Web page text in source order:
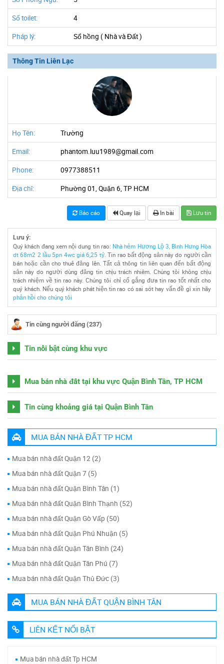
Số toilet: 4
Pháp lý: Sổ hồng ( Nhà và Đất )
Thông Tin Liên Lạc
Họ Tên: Trường
Email: phantom.luu1989@gmail.com
Phone: 0977388511
Địa chỉ: Phường 01, Quận 6, TP HCM
Báo cáo Quay lại In bài Lưu tin
Lưu ý:
Quý khách đang xem nội dung tin rao: Nhà hẻm Hương Lộ 3, Bình Hưng Hòa
dt 68m2 2 lầu 5pn 4wc giá 6,25 tỷ. Tin rao bất động sản này do người cần
bán hoặc cần cho thuê đăng lên. Tất cả thông tin liên quan đến bất động
sản này do người dùng đăng tin chịu trách nhiêm. Chúng tôi không chịu
trách nhiệm về tin rao này. Chúng tôi chỉ cố gắng đưa tin rao tốt nhất cho
quý khách. Nếu quý khách phát hiện tin rao có sai sót hay vấn đề gì xin hãy
phản hồi cho chúng tôi
Tin cùng người đăng (237)
Tin nổi bật cùng khu vực
Mua bán nhà đất tại khu vực Quận Bình Tân, TP HCM
Tin cùng khoảng giá tại Quận Bình Tân
MUA BÁN NHÀ ĐẤT TP HCM
Mua bán nhà đất Quận 12 (2)
Mua bán nhà đất Quận 7 (5)
Mua bán nhà đất Quận Bình Tân (1)
Mua bán nhà đất Quận Bình Thạnh (52)
Mua bán nhà đất Quận Gò Vấp (50)
Mua bán nhà đất Quận Phú Nhuận (5)
Mua bán nhà đất Quận Tân Bình (24)
Mua bán nhà đất Quận Tân Phú (7)
Mua bán nhà đất Quận Thủ Đức (3)
MUA BÁN NHÀ ĐẤT QUẬN BÌNH TÂN
LIÊN KẾT NỔI BẬT
Mua bán nhà đất Tp HCM